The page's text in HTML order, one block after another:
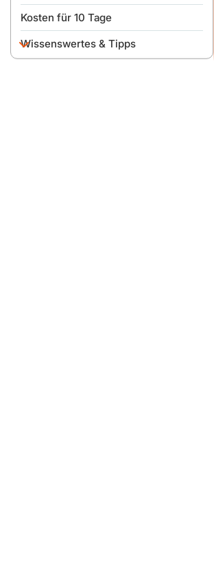
Tag 1
Tag 2
Kosten für 10 Tage
Wissenswertes & Tipps